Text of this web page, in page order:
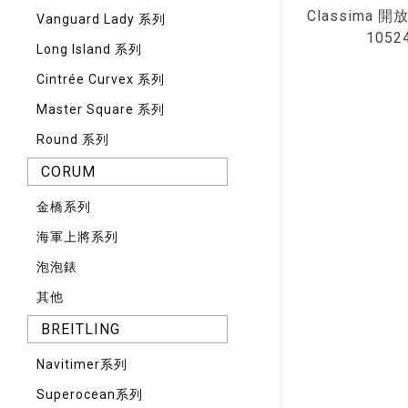
Vanguard Lady 系列
Long Island 系列
Cintrée Curvex 系列
Master Square 系列
Round 系列
CORUM
⾦橋系列
海軍上將系列
泡泡錶
其他
BREITLING
Navitimer系列
Superocean系列
Classima 開